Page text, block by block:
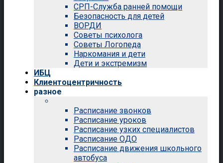
СРП-Служба ранней помощи
Безопасность для детей
ВОРДИ
Советы психолога
Советы Логопеда
Наркомания и дети
Дети и экстремизм
ИБЦ
Клиентоцентричность
разное
Расписание звонков
Расписание уроков
Расписание узких специалистов
Расписание ОДО
Расписание движения школьного
автобуса